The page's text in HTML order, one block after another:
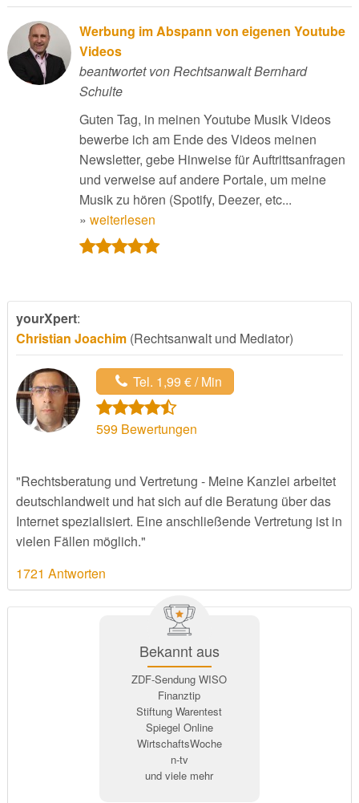
Werbung im Abspann von eigenen Youtube
Videos
beantwortet von Rechtsanwalt Bernhard
Schulte
Guten Tag, in meinen Youtube Musik Videos
bewerbe ich am Ende des Videos meinen
Newsletter, gebe Hinweise für Auftrittsanfragen
und verweise auf andere Portale, um meine
Musik zu hören (Spotify, Deezer, etc...
» weiterlesen
yourXpert:
Christian Joachim(Rechtsanwalt und Mediator)
Tel. 1,99 € / Min
599Bewertungen
"Rechtsberatung und Vertretung - Meine Kanzlei arbeitet
deutschlandweit und hat sich auf die Beratung über das
Internet spezialisiert. Eine anschließende Vertretung ist in
vielen Fällen möglich."
1721 Antworten
Bekannt aus
ZDF-Sendung WISO
Finanztip
Stiftung Warentest
Spiegel Online
WirtschaftsWoche
n-tv
und viele mehr